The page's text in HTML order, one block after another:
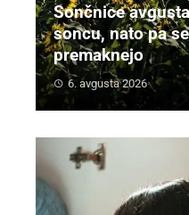
Sončnice
soncu, nato pa
premaknejo
6. avgusta 2026